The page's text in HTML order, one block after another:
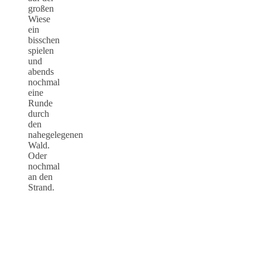
großen
Wiese
ein
bisschen
spielen
und
abends
nochmal
eine
Runde
durch
den
nahegelegenen
Wald.
Oder
nochmal
an den
Strand.